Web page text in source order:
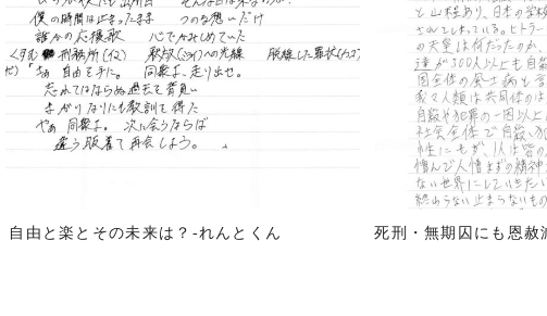
自由と楽とその未来は？-れんとくん 死刑・無期囚にも恩赦